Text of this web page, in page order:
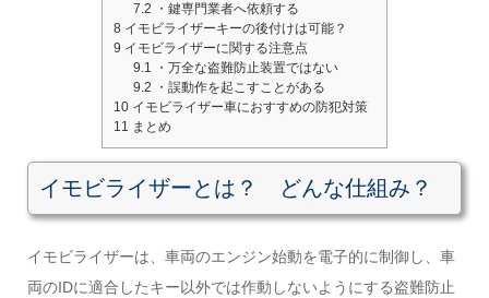
7.2 ・鍵専門業者へ依頼する
8 イモビライザーキーの後付けは可能？
9 イモビライザーに関する注意点
9.1 ・万全な盗難防止装置ではない
9.2 ・誤動作を起こすことがある
10 イモビライザー車におすすめの防犯対策
11 まとめ
イモビライザーとは？ どんな仕組み？
イモビライザーは、車両のエンジン始動を電子的に制御し、車
両のIDに適合したキー以外では作動しないようにする盗難防止